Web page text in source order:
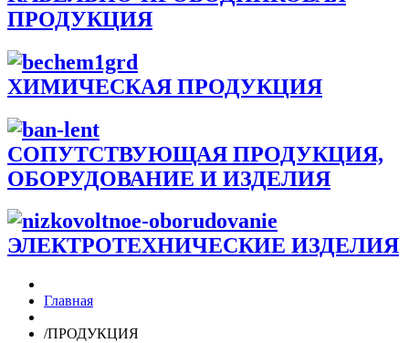
ПРОДУКЦИЯ
ХИМИЧЕСКАЯ ПРОДУКЦИЯ
СОПУТСТВУЮЩАЯ ПРОДУКЦИЯ,
ОБОРУДОВАНИЕ И ИЗДЕЛИЯ
ЭЛЕКТРОТЕХНИЧЕСКИЕ ИЗДЕЛИЯ
Главная
/ПРОДУКЦИЯ